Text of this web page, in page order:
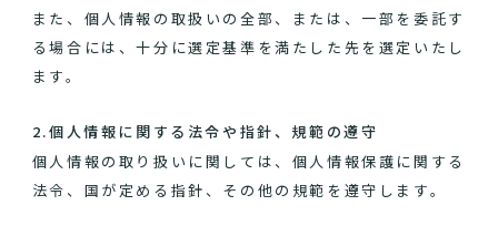
また、個人情報の取扱いの全部、または、一部を委託す
る場合には、十分に選定基準を満たした先を選定いたし
ます。
2.個人情報に関する法令や指針、規範の遵守
個人情報の取り扱いに関しては、個人情報保護に関する
法令、国が定める指針、その他の規範を遵守します。